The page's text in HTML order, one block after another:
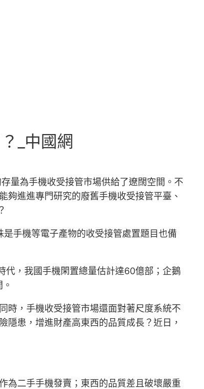
_中國網
量為手機收受接管市場供給了遼闊空間。不
夠進進專門研究的廢舊手機收受接管平臺、
手機等電子產物的收受接管處置題目也備
代，我國手機閑置總量估計達60億部；企鵝
時，手機收受接管市場還面對著尺度系統不
患，增進財產高東西的品質成長？近日，
為二手手機發賣；東西的品質差且破壞嚴重